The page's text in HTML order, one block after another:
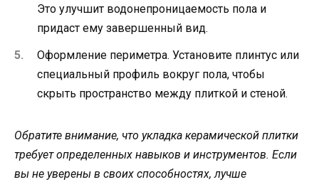
Это улучшит водонепроницаемость пола и
придаст ему завершенный вид.
Оформление периметра. Установите плинтус или
специальный профиль вокруг пола, чтобы
скрыть пространство между плиткой и стеной.
Обратите внимание, что укладка керамической плитки
требует определенных навыков и инструментов. Если
вы не уверены в своих способностях, лучше